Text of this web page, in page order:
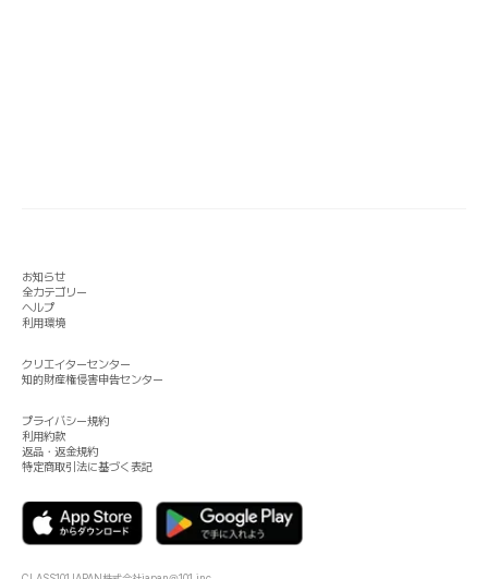
お知らせ
全カテゴリー
ヘルプ
利用環境
クリエイターセンター
知的財産権侵害申告センター
プライバシー規約
利用約款
返品・返金規約
特定商取引法に基づく表記